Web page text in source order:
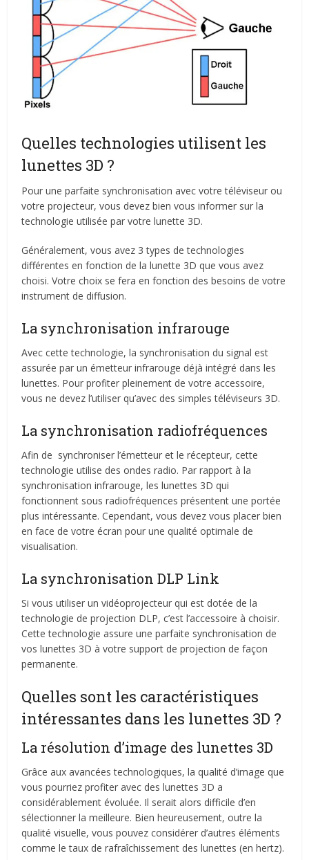
Quelles technologies utilisent les
lunettes 3D ?
Pour une parfaite synchronisation avec votre téléviseur ou
votre projecteur, vous devez bien vous informer sur la
technologie utilisée par votre lunette 3D.
Généralement, vous avez 3 types de technologies
différentes en fonction de la lunette 3D que vous avez
choisi. Votre choix se fera en fonction des besoins de votre
instrument de diffusion.
La synchronisation infrarouge
Avec cette technologie, la synchronisation du signal est
assurée par un émetteur infrarouge déjà intégré dans les
lunettes. Pour profiter pleinement de votre accessoire,
vous ne devez l’utiliser qu’avec des simples téléviseurs 3D.
La synchronisation radiofréquences
Afin de synchroniser l’émetteur et le récepteur, cette
technologie utilise des ondes radio. Par rapport à la
synchronisation infrarouge, les lunettes 3D qui
fonctionnent sous radiofréquences présentent une portée
plus intéressante. Cependant, vous devez vous placer bien
en face de votre écran pour une qualité optimale de
visualisation.
La synchronisation DLP Link
Si vous utiliser un vidéoprojecteur qui est dotée de la
technologie de projection DLP, c’est l’accessoire à choisir.
Cette technologie assure une parfaite synchronisation de
vos lunettes 3D à votre support de projection de façon
permanente.
Quelles sont les caractéristiques
intéressantes dans les lunettes 3D ?
La résolution d’image des lunettes 3D
Grâce aux avancées technologiques, la qualité d’image que
vous pourriez profiter avec des lunettes 3D a
considérablement évoluée. Il serait alors difficile d’en
sélectionner la meilleure. Bien heureusement, outre la
qualité visuelle, vous pouvez considérer d’autres éléments
comme le taux de rafraîchissement des lunettes (en hertz).